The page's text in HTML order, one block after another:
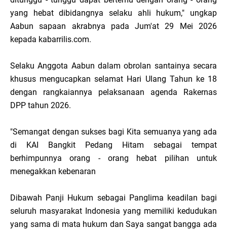
yang hebat dibidangnya selaku ahli hukum," ungkap
Aabun sapaan akrabnya pada Jum'at 29 Mei 2026
kepada kabarrilis.com.
Selaku Anggota Aabun dalam obrolan santainya secara
khusus mengucapkan selamat Hari Ulang Tahun ke 18
dengan rangkaiannya pelaksanaan agenda Rakernas
DPP tahun 2026.
"Semangat dengan sukses bagi Kita semuanya yang ada
di KAI Bangkit Pedang Hitam sebagai tempat
berhimpunnya orang - orang hebat pilihan untuk
menegakkan kebenaran
Dibawah Panji Hukum sebagai Panglima keadilan bagi
seluruh masyarakat Indonesia yang memiliki kedudukan
yang sama di mata hukum dan Saya sangat bangga ada